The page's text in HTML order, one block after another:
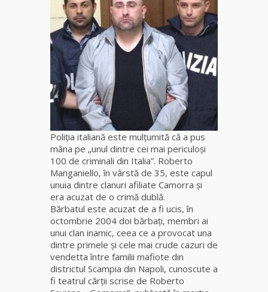
Vrăjitoarea
Margareta
care
5 tipuri de
magie
Sofia,
recunoscută
pretutindeni
realizările ei
Vrăjitoarea
Anastasia
Venus are
puternice
Poliția italiană este mulțumită că a pus
mâna pe „unul dintre cei mai periculoși
100 de criminali din Italia”. Roberto
Manganiello, în vârstă de 35, este capul
unuia dintre clanuri afiliate Camorra și
era acuzat de o crimă dublă.
Bărbatul este acuzat de a fi ucis, în
octombrie 2004 doi bărbați, membri ai
unui clan inamic, ceea ce a provocat una
dintre primele și cele mai crude cazuri de
vendetta între familii mafiote din
districtul Scampia din Napoli, cunoscute a
fi teatrul cărții scrise de Roberto